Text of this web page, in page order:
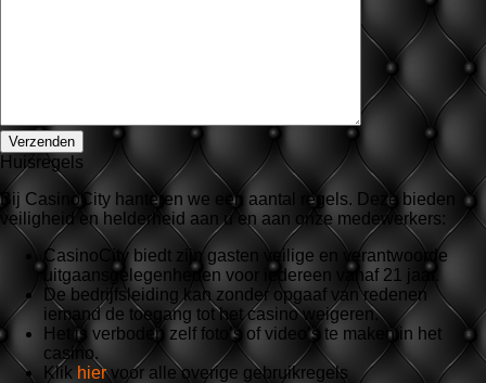
Huisregels
Bij CasinoCity hanteren we een aantal regels. Deze bieden
veiligheid en helderheid aan u en aan onze medewerkers:
CasinoCity biedt zijn gasten veilige en verantwoorde
uitgaansgelegenheden voor iedereen vanaf 21 jaar.
De bedrijfsleiding kan zonder opgaaf van redenen
iemand de toegang tot het casino weigeren.
Het is verboden zelf foto’s of video’s te maken in het
casino.
Klik hiervoor alle overige gebruikregels